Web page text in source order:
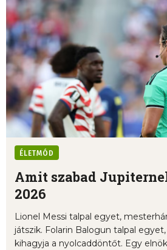
ÉLETMÓD
Amit szabad
2026
Lionel Messi talpal egyet,
játszik. Folarin Balogun talpal
kihagyja a nyolcaddöntőt. Egy